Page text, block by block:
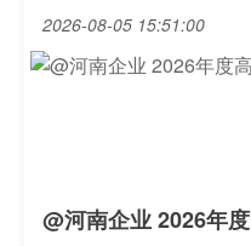
2026-08-05 15:51:00
@河南企业 2026年